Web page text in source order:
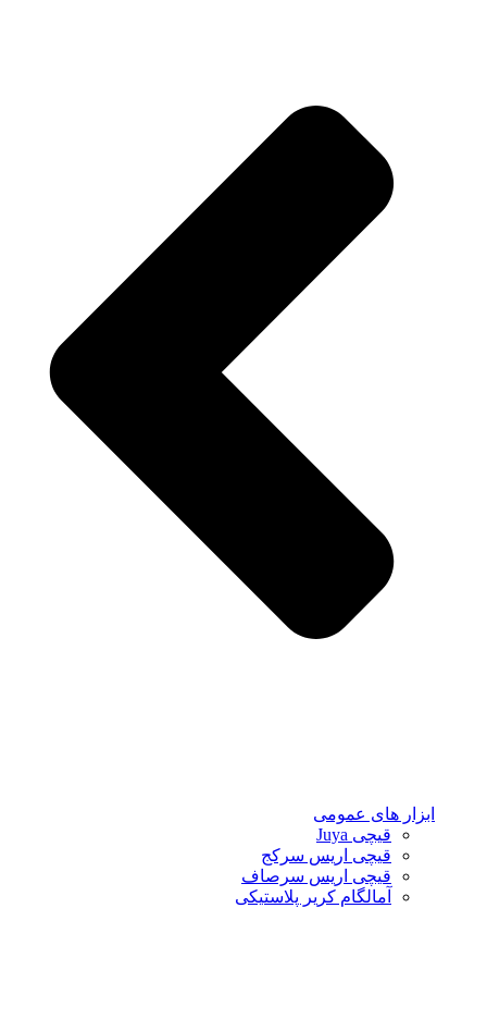
ابزار های عمومی
قیچی Juya
قیچی اریس سرکج
قیچی اریس سرصاف
آمالگام کریر پلاستیکی